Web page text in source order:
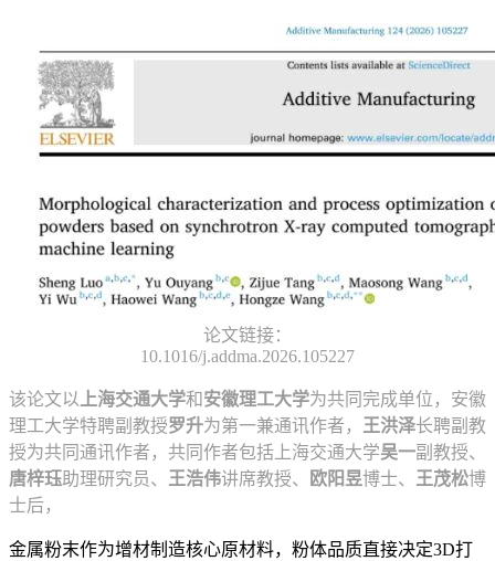
论文链接：
10.1016/j.addma.2026.105227
该论文以上海交通大学和安徽理工大学为共同完成单位，安徽
理工大学特聘副教授罗升为第一兼通讯作者， 王洪泽长聘副教
授为共同通讯作者，共同作者包括上海交通大学吴一副教授、
唐梓珏助理研究员、 王浩伟讲席教授、 欧阳昱博士、 王茂松博
士后，
金属粉末作为增材制造核心原材料，粉体品质直接决定3D打